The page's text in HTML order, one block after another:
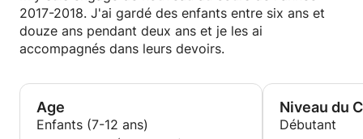
2017-2018. J'ai gardé des enfants entre six ans et
douze ans pendant deux ans et je les ai
accompagnés dans leurs devoirs.
Age
Enfants (7-12 ans)
Niveau du
Débutant